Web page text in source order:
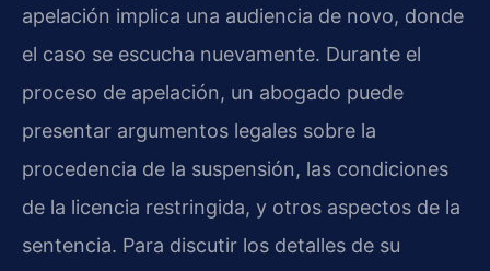
apelación implica una audiencia de novo, donde
el caso se escucha nuevamente. Durante el
proceso de apelación, un abogado puede
presentar argumentos legales sobre la
procedencia de la suspensión, las condiciones
de la licencia restringida, y otros aspectos de la
sentencia. Para discutir los detalles de su